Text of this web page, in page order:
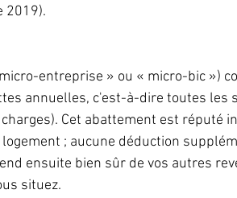
2019).
entreprise » ou « micro-bic »)
annuelles, c'est-à-dire toutes les
Cet abattement est réputé
; aucune déduction
ensuite bien sûr de vos autres
situez.